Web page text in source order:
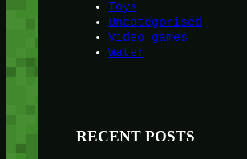
Toys
Uncategorised
Video games
Water
RECENT POSTS